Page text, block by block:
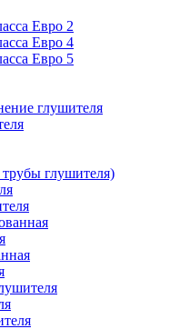
Евро 2
Евро 4
Евро 5
глушителя
глушителя)